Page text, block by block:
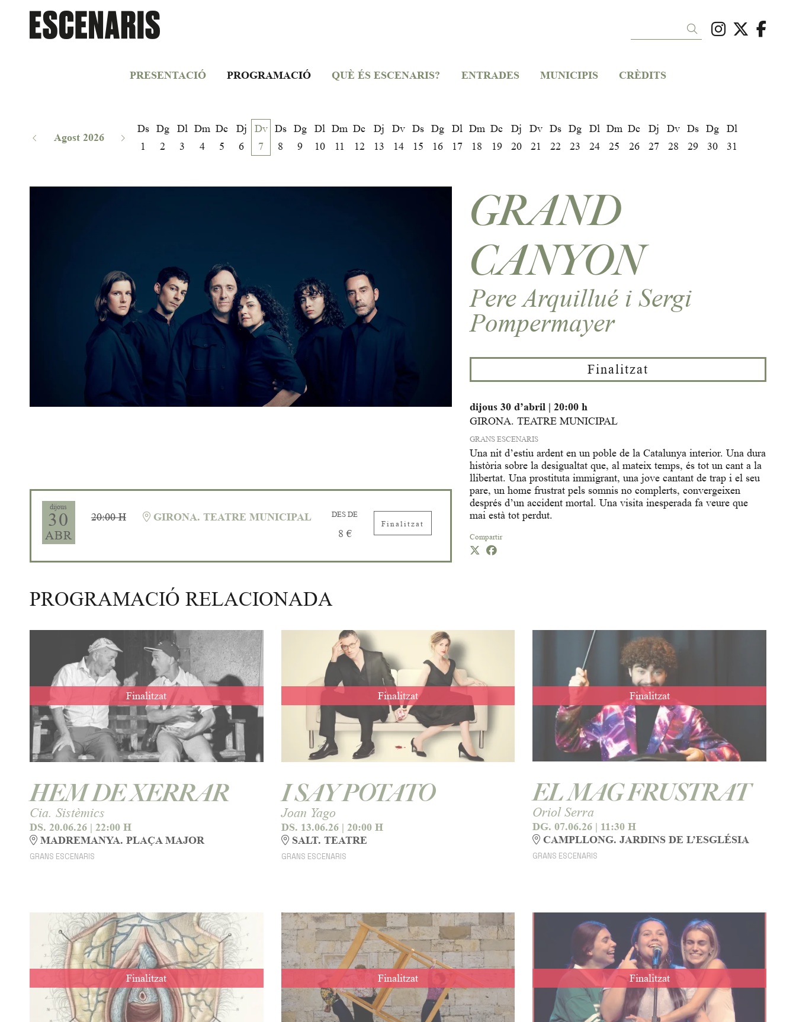
Link aLink
Cercar
PRESENTACIÓ PROGRAMACIÓ QUÈ ÉS ESCENARIS? ENTRADES MUNICIPIS CRÈDITS
Agost 2026
Ds
1
Dg
2
Dl
3
Dm
4
Dc
5
Dj
6
Dv
7
Ds
8
Dg
9
Dl
10
Dm
11
Dc
12
Dj
13
Dv
14
Ds
15
Dg
16
Dl
17
Dm
18
Dc
19
Dj
20
Dv
21
Ds
22
Dg
23
Dl
24
Dm
25
Dc
26
Dj
27
Dv
28
Ds
29
Dg
30
Dl
31
GRAND
CANYON
Pere Arquillué i Sergi
Pompermayer
Finalitzat
dijous 30 d’abril |20:00 h
GIRONA. TEATRE MUNICIPAL
GRANS ESCENARIS
Una nit d’estiu ardent en un poble de la Catalunya interior. Una dura
història sobre la desigualtat que, al mateix temps, és tot un cant a la
llibertat. Una prostituta immigrant, una jove cantant de trap i el seu
pare, un home frustrat pels somnis no complerts, convergeixen
després d’un accident mortal. Una visita inesperada fa veure que
mai està tot perdut.
Compartir
dijous
30
ABR
20:00 H GIRONA. TEATRE MUNICIPAL DES DE
8 €
Finalitzat
PROGRAMACIÓ RELACIONADA
Finalitzat
HEM DE XERRAR
Cia. Sistèmics
DS. 20.06.26 | 22:00 H
MADREMANYA. PLAÇA MAJOR
GRANS ESCENARIS
Finalitzat
I SAY POTATO
Joan Yago
DS. 13.06.26| 20:00 H
SALT. TEATRE
GRANS ESCENARIS
Finalitzat
EL MAG FRUSTRAT
Oriol Serra
DG. 07.06.26 | 11:30 H
CAMPLLONG. JARDINS DE L’ESGLÉSIA
GRANS ESCENARIS
Finalitzat Finalitzat Finalitzat